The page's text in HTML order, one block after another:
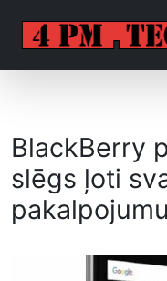
BlackBerry
slēgs ļoti